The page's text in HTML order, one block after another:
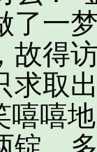
了一
故得
求取
嘻嘻